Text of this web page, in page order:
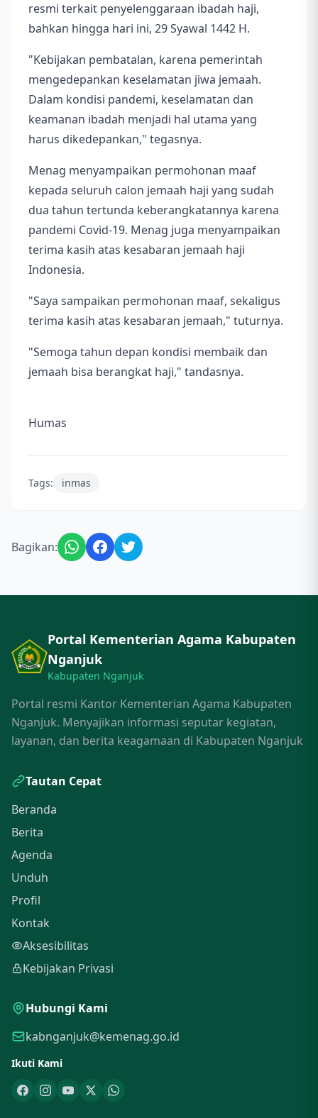
resmi terkait penyelenggaraan ibadah haji,
bahkan hingga hari ini, 29 Syawal 1442 H.
"Kebijakan pembatalan, karena pemerintah
mengedepankan keselamatan jiwa jemaah.
Dalam kondisi pandemi, keselamatan dan
keamanan ibadah menjadi hal utama yang
harus dikedepankan," tegasnya.
Menag menyampaikan permohonan maaf
kepada seluruh calon jemaah haji yang sudah
dua tahun tertunda keberangkatannya karena
pandemi Covid-19. Menag juga menyampaikan
terima kasih atas kesabaran jemaah haji
Indonesia.
"Saya sampaikan permohonan maaf, sekaligus
terima kasih atas kesabaran jemaah," tuturnya.
"Semoga tahun depan kondisi membaik dan
jemaah bisa berangkat haji," tandasnya.
Humas
Tags: inmas
Bagikan:
Portal Kementerian Agama Kabupaten
Nganjuk
Kabupaten Nganjuk
Portal resmi Kantor Kementerian Agama Kabupaten
Nganjuk. Menyajikan informasi seputar kegiatan,
layanan, dan berita keagamaan di Kabupaten Nganjuk
Tautan Cepat
Beranda
Berita
Agenda
Unduh
Profil
Kontak
Aksesibilitas
Kebijakan Privasi
Hubungi Kami
kabnganjuk@kemenag.go.id
Ikuti Kami